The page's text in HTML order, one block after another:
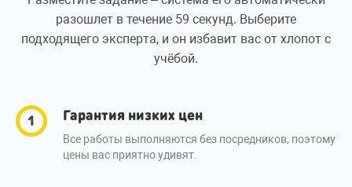
разошлет в течение 59 секунд. Выберите
подходящего эксперта, и он избавит вас от хлопот с
учёбой.
Гарантия низких цен
Все работы выполняются без посредников, поэтому
цены вас приятно удивят.